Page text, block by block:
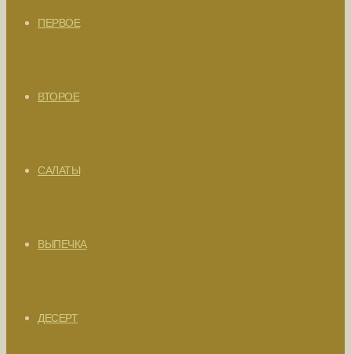
ПЕРВОЕ
ВТОРОЕ
САЛАТЫ
ВЫПЕЧКА
ДЕСЕРТ